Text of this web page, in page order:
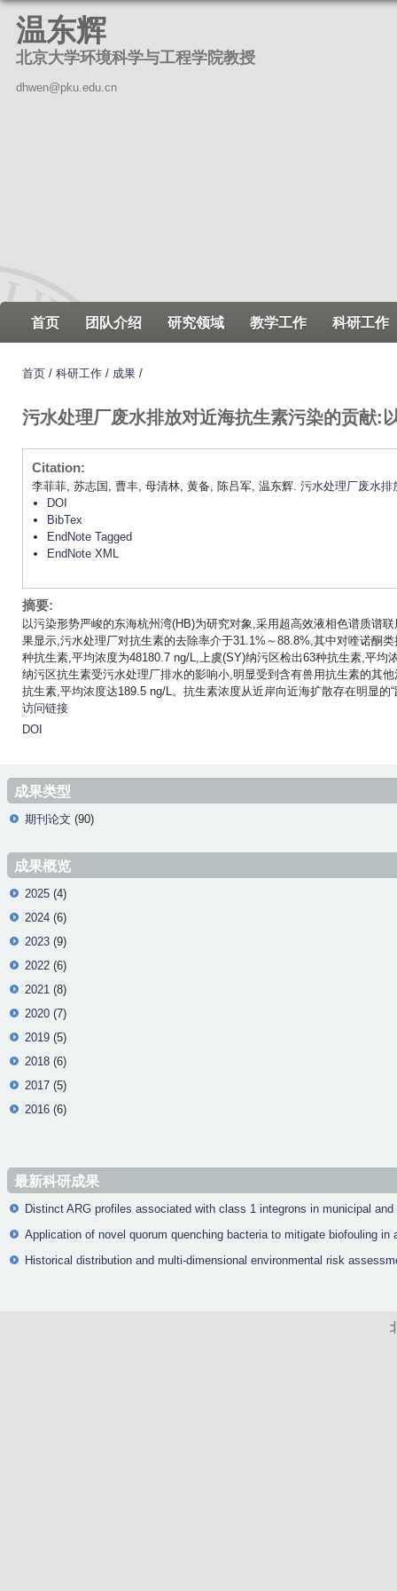
温东辉
北京大学环境科学与工程学院教授
dhwen@pku.edu.cn
首页 团队介绍 研究领域 教学工作 科研工作
首页 / 科研工作 / 成果 /
污水处理厂废水排放对近海抗生素污染的贡献:
Citation:
李菲菲, 苏志国, 曹丰, 母清林, 黄备, 陈吕军, 温东辉. 污水处理厂废水排
DOI
BibTex
EndNote Tagged
EndNote XML
摘要:
以污染形势严峻的东海杭州湾(HB)为研究对象,采用超高效液相色谱质谱
果显示,污水处理厂对抗生素的去除率介于31.1%～88.8%,其中对喹诺酮
种抗生素,平均浓度为48180.7 ng/L,上虞(SY)纳污区检出63种抗生素,平
纳污区抗生素受污水处理厂排水的影响小,明显受到含有兽用抗生素的其
抗生素,平均浓度达189.5 ng/L。抗生素浓度从近岸向近海扩散存在明显的
访问链接
DOI
成果类型
期刊论文 (90)
成果概览
2025 (4)
2024 (6)
2023 (9)
2022 (6)
2021 (8)
2020 (7)
2019 (5)
2018 (6)
2017 (5)
2016 (6)
最新科研成果
Distinct ARG profiles associated with class 1 integrons in municipal
Application of novel quorum quenching bacteria to mitigate biofouling
Historical distribution and multi-dimensional environmental risk